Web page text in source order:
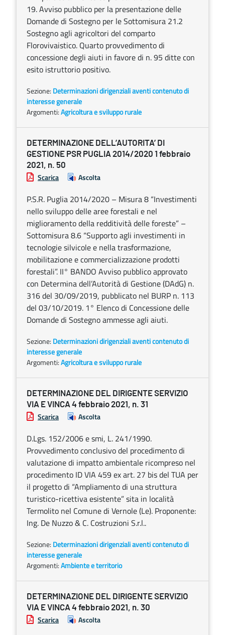
19. Avviso pubblico per la presentazione delle
Domande di Sostegno per le Sottomisura 21.2
Sostegno agli agricoltori del comparto
Florovivaistico. Quarto provvedimento di
concessione degli aiuti in favore di n. 95 ditte con
esito istruttorio positivo.
Sezione: Determinazioni dirigenziali aventi contenuto di
interesse generale
Argomenti:Agricoltura e sviluppo rurale
DETERMINAZIONE DELL’AUTORITA’ DI
GESTIONE PSR PUGLIA 2014/2020 1 febbraio
2021, n. 50
Scarica Ascolta
P.S.R. Puglia 2014/2020 – Misura 8 “Investimenti
nello sviluppo delle aree forestali e nel
miglioramento della redditività delle foreste” –
Sottomisura 8.6 “Supporto agli investimenti in
tecnologie silvicole e nella trasformazione,
mobilitazione e commercializzazione prodotti
forestali”. II° BANDO Avviso pubblico approvato
con Determina dell’Autorità di Gestione (DAdG) n.
316 del 30/09/2019, pubblicato nel BURP n. 113
del 03/10/2019. 1° Elenco di Concessione delle
Domande di Sostegno ammesse agli aiuti.
Sezione: Determinazioni dirigenziali aventi contenuto di
interesse generale
Argomenti:Agricoltura e sviluppo rurale
DETERMINAZIONE DEL DIRIGENTE SERVIZIO
VIA E VINCA 4 febbraio 2021, n. 31
Scarica Ascolta
D.Lgs. 152/2006 e smi, L. 241/1990.
Provvedimento conclusivo del procedimento di
valutazione di impatto ambientale ricompreso nel
procedimento ID VIA 459 ex art. 27 bis del TUA per
il progetto di “Ampliamento di una struttura
turistico-ricettiva esistente” sita in località
Termolito nel Comune di Vernole (Le). Proponente:
Ing. De Nuzzo & C. Costruzioni S.r.l..
Sezione: Determinazioni dirigenziali aventi contenuto di
interesse generale
Argomenti:Ambiente e territorio
DETERMINAZIONE DEL DIRIGENTE SERVIZIO
VIA E VINCA 4 febbraio 2021, n. 30
Scarica Ascolta